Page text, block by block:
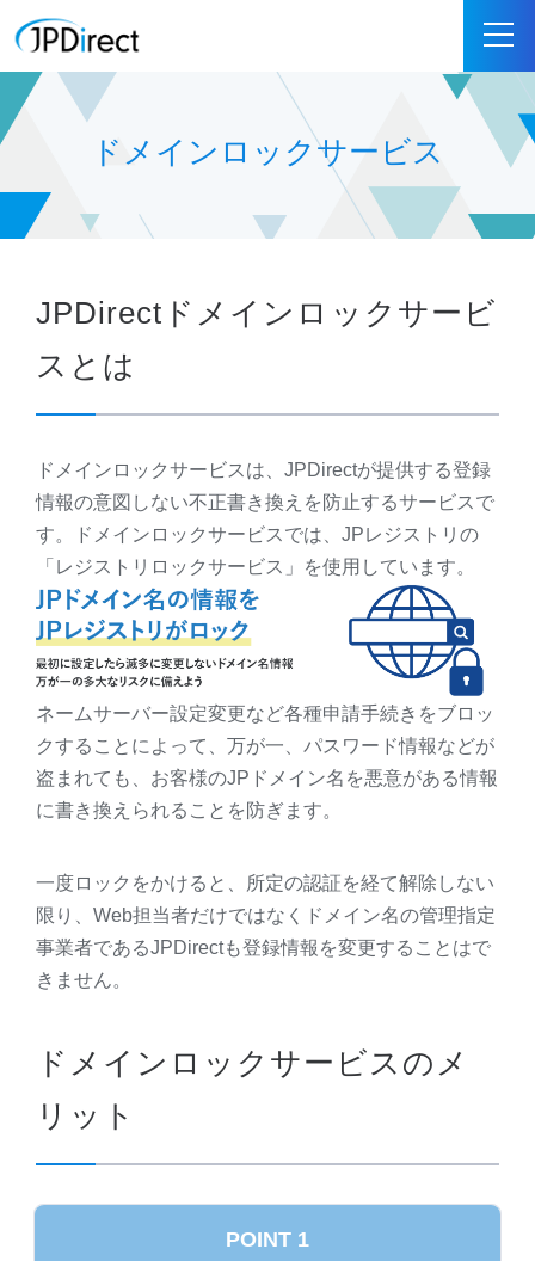
ドメインロックサービス
JPDirectドメインロックサービ
スとは
ドメインロックサービスは、JPDirectが提供する登録
情報の意図しない不正書き換えを防止するサービスで
す。ドメインロックサービスでは、JPレジストリの
「レジストリロックサービス」を使用しています。
ネームサーバー設定変更など各種申請手続きをブロッ
クすることによって、万が一、パスワード情報などが
盗まれても、お客様のJPドメイン名を悪意がある情報
に書き換えられることを防ぎます。
一度ロックをかけると、所定の認証を経て解除しない
限り、Web担当者だけではなくドメイン名の管理指定
事業者であるJPDirectも登録情報を変更することはで
きません。
ドメインロックサービスのメ
リット
POINT 1